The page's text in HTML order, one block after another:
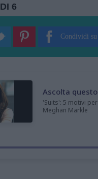
DI 6
Condividi su
Ascolta
'Suits': 5 motivi
Meghan Markle